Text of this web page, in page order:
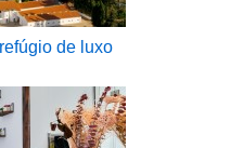
de luxo